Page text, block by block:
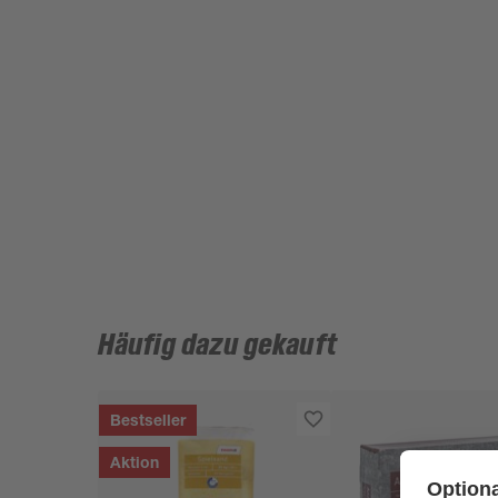
Häufig dazu gekauft
Bestseller
Aktion